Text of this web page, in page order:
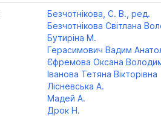
Безчотнікова, С. В., ред.
Безчотнікова Світлана
Бутиріна М.
Герасимович Вадим
Єфремова Оксана
Іванова Тетяна Вікторівна
Лісневська А.
Мадей А.
Дрок Н.